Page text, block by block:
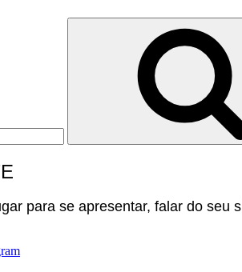
para se apresentar, falar do seu